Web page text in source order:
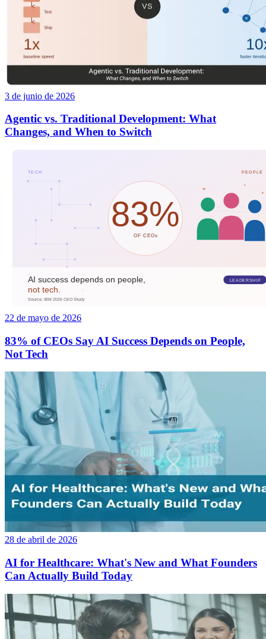
3 de junio de 2026
Agentic vs. Traditional Development: What
Changes, and When to Switch
22 de mayo de 2026
83% of CEOs Say AI Success Depends on People,
Not Tech
28 de abril de 2026
AI for Healthcare: What's New and What Founders
Can Actually Build Today